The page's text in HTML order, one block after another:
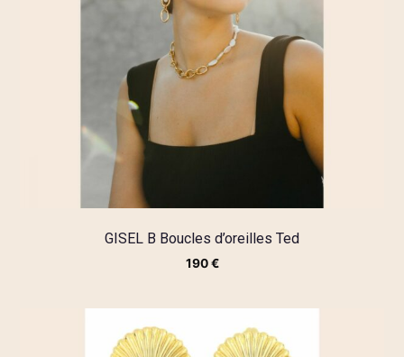
GISEL B Boucles d’oreilles Ted
190€